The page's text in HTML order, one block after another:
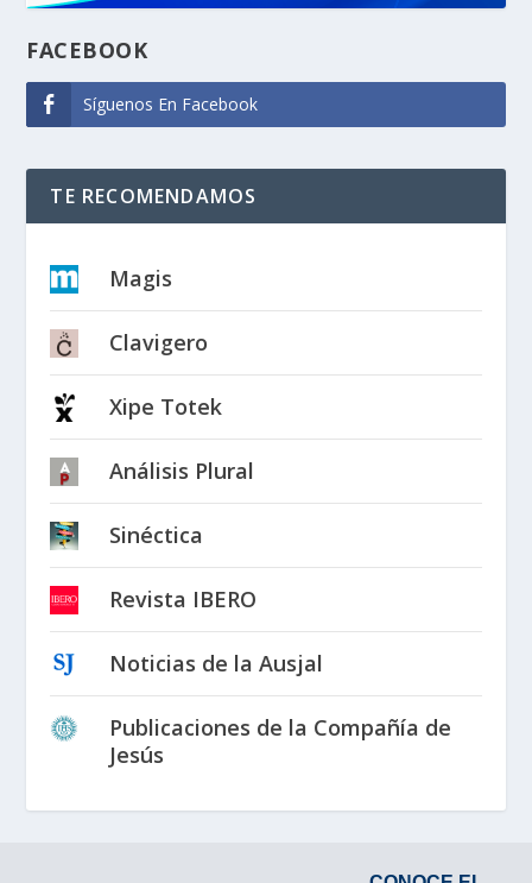
FACEBOOK
Síguenos En Facebook
TE RECOMENDAMOS
Magis
Clavigero
Xipe Totek
Análisis Plural
Sinéctica
Revista IBERO
Noticias de la Ausjal
Publicaciones de la Compañía de
Jesús